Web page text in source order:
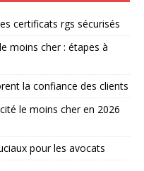
certificats rgs sécurisés
moins cher : étapes à
la confiance des clients
le moins cher en 2026
pour les avocats